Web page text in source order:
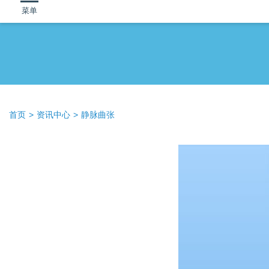
菜单
首页 资讯中心 静脉曲张